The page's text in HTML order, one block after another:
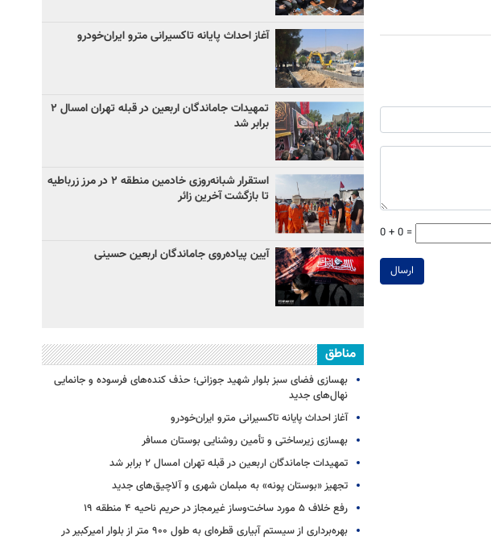
0 + 0 =
ارسال
آغاز احداث پایانه تاکسیرانی مترو ایران‌خودرو
تمهیدات جاماندگان اربعین در قبله تهران امسال ۲
برابر شد
استقرار شبانه‌روزی خادمین منطقه ۲ در مرز زرباطیه
تا بازگشت آخرین زائر
آیین پیاده‌روی جاماندگان اربعین حسینی
مناطق
بهسازی فضای سبز بلوار شهید جوزانی؛ حذف کنده‌های فرسوده و جانمایی
نهال‌های جدید
آغاز احداث پایانه تاکسیرانی مترو ایران‌خودرو
بهسازی زیرساختی و تأمین روشنایی بوستان مسافر
تمهیدات جاماندگان اربعین در قبله تهران امسال ۲ برابر شد
تجهیز «بوستان پونه» به مبلمان شهری و آلاچیق‌های جدید
رفع خلاف ۵ مورد ساخت‌وساز غیرمجاز در حریم ناحیه ۴ منطقه ۱۹
بهره‌برداری از سیستم آبیاری قطره‌ای به طول ۹۰۰ متر از بلوار امیرکبیر در